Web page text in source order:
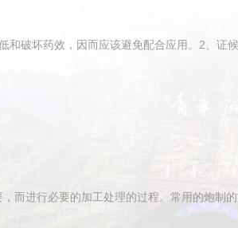
和破坏药效，因而应该避免配合应用。2、证
而进行必要的加工处理的过程。常用的炮制